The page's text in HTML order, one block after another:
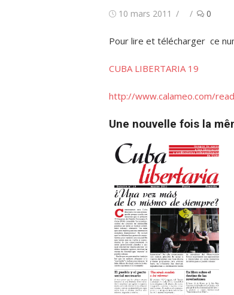
Publié10 mars 2011 Auteur/autrice
0
Pour lire et télécharger ce
CUBA LIBERTARIA 19
http://www.calameo.com/
Une nouvelle fois la